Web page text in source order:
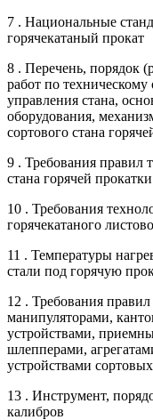
7 . Национальные
горячекатаный прокат
8 . Перечень, порядок
работ по
управления стана,
оборудования,
сортового стана
9 . Требования правил
стана горячей прокатки
10 . Требования
горячекатаного
11 . Температуры
стали под горячую
12 . Требования
манипуляторами,
устройствами,
шлепперами,
устройствами
13 . Инструмент,
калибров